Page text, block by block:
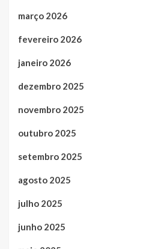
março 2026
fevereiro 2026
janeiro 2026
dezembro 2025
novembro 2025
outubro 2025
setembro 2025
agosto 2025
julho 2025
junho 2025